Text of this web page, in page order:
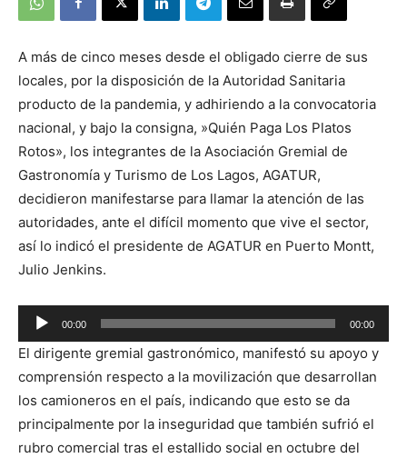
A más de cinco meses desde el obligado cierre de sus
locales, por la disposición de la Autoridad Sanitaria
producto de la pandemia, y adhiriendo a la convocatoria
nacional, y bajo la consigna, »Quién Paga Los Platos
Rotos», los integrantes de la Asociación Gremial de
Gastronomía y Turismo de Los Lagos, AGATUR,
decidieron manifestarse para llamar la atención de las
autoridades, ante el difícil momento que vive el sector,
así lo indicó el presidente de AGATUR en Puerto Montt,
Julio Jenkins.
Reproductor
de
audio
00:00 00:00
El dirigente gremial gastronómico, manifestó su apoyo y
comprensión respecto a la movilización que desarrollan
los camioneros en el país, indicando que esto se da
principalmente por la inseguridad que también sufrió el
rubro comercial tras el estallido social en octubre del